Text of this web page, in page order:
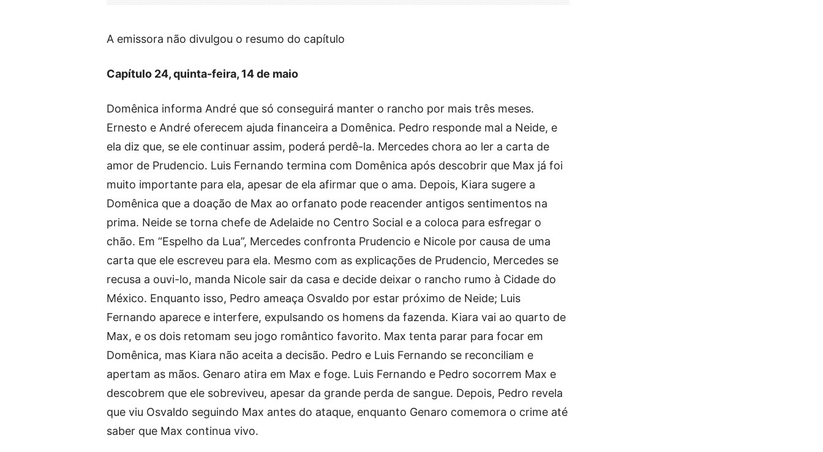
A emissora não divulgou o resumo do capítulo
Capítulo 24, quinta-feira, 14 de maio
Domênica informa André que só conseguirá manter o rancho por mais três meses.
Ernesto e André oferecem ajuda financeira a Domênica. Pedro responde mal a Neide, e
ela diz que, se ele continuar assim, poderá perdê-la. Mercedes chora ao ler a carta de
amor de Prudencio. Luis Fernando termina com Domênica após descobrir que Max já foi
muito importante para ela, apesar de ela afirmar que o ama. Depois, Kiara sugere a
Domênica que a doação de Max ao orfanato pode reacender antigos sentimentos na
prima. Neide se torna chefe de Adelaide no Centro Social e a coloca para esfregar o
chão. Em “Espelho da Lua”, Mercedes confronta Prudencio e Nicole por causa de uma
carta que ele escreveu para ela. Mesmo com as explicações de Prudencio, Mercedes se
recusa a ouvi-lo, manda Nicole sair da casa e decide deixar o rancho rumo à Cidade do
México. Enquanto isso, Pedro ameaça Osvaldo por estar próximo de Neide; Luis
Fernando aparece e interfere, expulsando os homens da fazenda. Kiara vai ao quarto de
Max, e os dois retomam seu jogo romântico favorito. Max tenta parar para focar em
Domênica, mas Kiara não aceita a decisão. Pedro e Luis Fernando se reconciliam e
apertam as mãos. Genaro atira em Max e foge. Luis Fernando e Pedro socorrem Max e
descobrem que ele sobreviveu, apesar da grande perda de sangue. Depois, Pedro revela
que viu Osvaldo seguindo Max antes do ataque, enquanto Genaro comemora o crime até
saber que Max continua vivo.